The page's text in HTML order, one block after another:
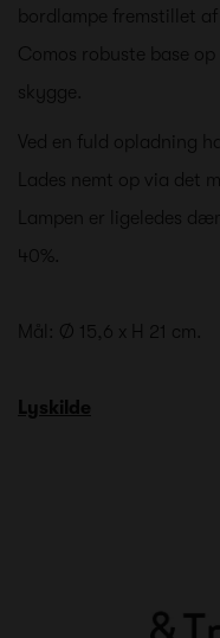
bordlampe fremstillet
Comos robuste base
skygge.
Ved en fuld opladning
Lades nemt op via det
Lampen er ligeledes
40%.
Mål: Ø 15,6 x H 21 cm.
Lyskilde